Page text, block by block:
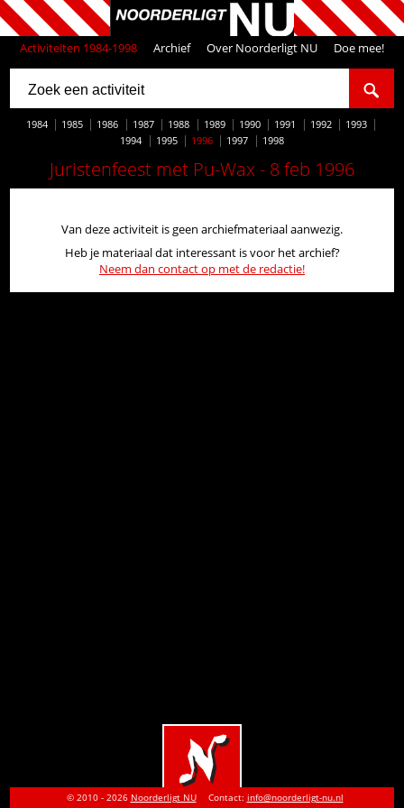
Activiteiten 1984-1998 Archief Over Noorderligt NU Doe mee!
1984 1985 1986 1987 1988 1989 1990 1991 1992
1993
1994
1995 1996 1997 1998
Juristenfeest met Pu-Wax - 8 feb 1996
Van deze activiteit is geen archiefmateriaal aanwezig.
Heb je materiaal dat interessant is voor het archief?
Neem dan contact op met de redactie!
© 2010 - 2026 Noorderligt NU Contact: info@noorderligt-nu.nl